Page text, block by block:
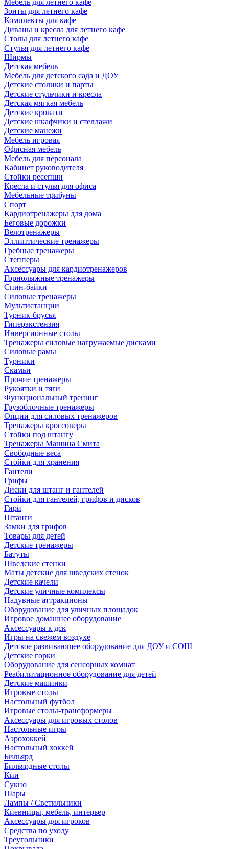
Мебель для летнего кафе
Зонты для летнего кафе
Комплекты для кафе
Диваны и кресла для летнего кафе
Столы для летнего кафе
Стулья для летнего кафе
Ширмы
Детская мебель
Мебель для детского сада и ДОУ
Детские столики и парты
Детские стульчики и кресла
Детская мягкая мебель
Детские кровати
Детские шкафчики и стеллажи
Детские манежи
Мебель игровая
Офисная мебель
Мебель для персонала
Кабинет руководителя
Стойки ресепшн
Кресла и стулья для офиса
Мебельные трибуны
Спорт
Кардиотренажеры для дома
Беговые дорожки
Велотренажеры
Эллиптические тренажеры
Гребные тренажеры
Степперы
Аксессуары для кардиотренажеров
Горнолыжные тренажеры
Спин-байки
Силовые тренажеры
Мультистанции
Турник-брусья
Гиперэкстензия
Инверсионные столы
Тренажеры силовые нагружаемые дисками
Силовые рамы
Турники
Скамьи
Прочие тренажеры
Рукоятки и тяги
Функциональный тренинг
Грузоблочные тренажеры
Опции для силовых тренажеров
Тренажеры кроссоверы
Стойки под штангу
Тренажеры Машина Смита
Свободные веса
Стойки для хранения
Гантели
Грифы
Диски для штанг и гантелей
Стойки для гантелей, грифов и дисков
Гири
Штанги
Замки для грифов
Товары для детей
Детские тренажеры
Батуты
Шведские стенки
Маты детские для шведских стенок
Детские качели
Детские уличные комплексы
Надувные аттракционы
Оборудование для уличных площадок
Игровое домашнее оборудование
Аксессуары к дск
Игры на свежем воздухе
Детское развивающее оборудование для ДОУ и СОШ
Детские горки
Оборудование для сенсорных комнат
Реабилитационное оборудование для детей
Детские машинки
Игровые столы
Настольный футбол
Игровые столы-трансформеры
Аксессуары для игровых столов
Настольные игры
Аэрохоккей
Настольный хоккей
Бильярд
Бильярдные столы
Кии
Сукно
Шары
Лампы / Светильники
Киевницы, мебель, интерьер
Аксессуары для игроков
Средства по уходу
Треугольники